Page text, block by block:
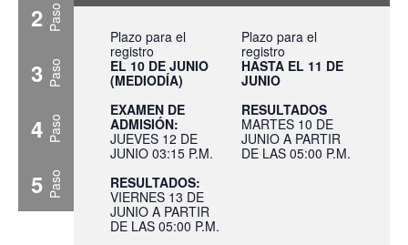
2 Paso
3 Paso
4 Paso
5 Paso
Plazo para el
registro
EL 10 DE JUNIO
(MEDIODÍA)
EXAMEN DE
ADMISIÓN:
JUEVES 12 DE
JUNIO 03:15 P.M.
RESULTADOS:
VIERNES 13 DE
JUNIO A PARTIR
DE LAS 05:00 P.M.
Plazo para el
registro
HASTA EL 11 DE
JUNIO
RESULTADOS
MARTES 10 DE
JUNIO A PARTIR
DE LAS 05:00 P.M.